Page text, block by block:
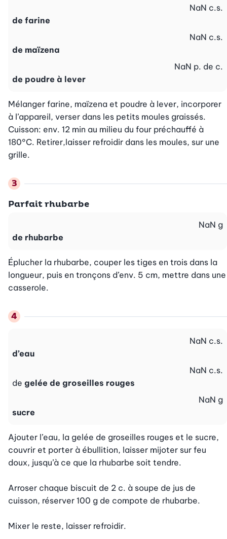
de farine
NaN c.s.
de maïzena
NaN c.s.
de poudre à lever
NaN p. de c.
Mélanger farine, maïzena et poudre à lever, incorporer
à l’appareil, verser dans les petits moules graissés.
Cuisson: env. 12 min au milieu du four préchauffé à
180°C. Retirer,laisser refroidir dans les moules, sur une
grille.
Parfait rhubarbe
de rhubarbe
NaN g
Éplucher la rhubarbe, couper les tiges en trois dans la
longueur, puis en tronçons d’env. 5 cm, mettre dans une
casserole.
d’eau
NaN c.s.
de gelée de groseilles rouges
NaN c.s.
sucre
NaN g
Ajouter l’eau, la gelée de groseilles rouges et le sucre,
couvrir et porter à ébullition, laisser mijoter sur feu
doux, jusqu’à ce que la rhubarbe soit tendre.
Arroser chaque biscuit de 2 c. à soupe de jus de
cuisson, réserver 100 g de compote de rhubarbe.
Mixer le reste, laisser refroidir.